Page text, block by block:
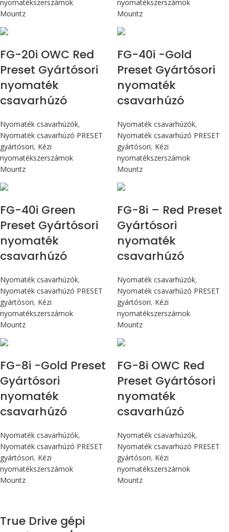
nyomatékszerszámok
Mountz
nyomatékszerszámok
Mountz
FG-20i OWC Red
Preset Gyártósori
nyomaték
csavarhúzó
Nyomaték csavarhúzók,
Nyomaték csavarhúzó PRESET
gyártósori, Kézi
nyomatékszerszámok
Mountz
FG-40i -Gold
Preset Gyártósori
nyomaték
csavarhúzó
Nyomaték csavarhúzók,
Nyomaték csavarhúzó PRESET
gyártósori, Kézi
nyomatékszerszámok
Mountz
FG-40i Green
Preset Gyártósori
nyomaték
csavarhúzó
Nyomaték csavarhúzók,
Nyomaték csavarhúzó PRESET
gyártósori, Kézi
nyomatékszerszámok
Mountz
FG-8i – Red Preset
Gyártósori
nyomaték
csavarhúzó
Nyomaték csavarhúzók,
Nyomaték csavarhúzó PRESET
gyártósori, Kézi
nyomatékszerszámok
Mountz
FG-8i -Gold Preset
Gyártósori
nyomaték
csavarhúzó
Nyomaték csavarhúzók,
Nyomaték csavarhúzó PRESET
gyártósori, Kézi
nyomatékszerszámok
Mountz
FG-8i OWC Red
Preset Gyártósori
nyomaték
csavarhúzó
Nyomaték csavarhúzók,
Nyomaték csavarhúzó PRESET
gyártósori, Kézi
nyomatékszerszámok
Mountz
True Drive gépi